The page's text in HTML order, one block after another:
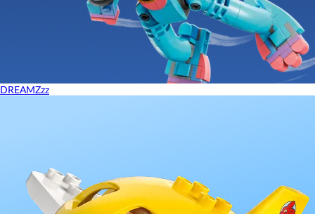
DREAMZzz